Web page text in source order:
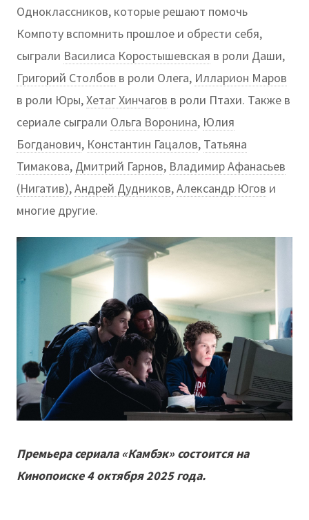
Одноклассников, которые решают помочь
Компоту вспомнить прошлое и обрести себя,
сыграли Василиса Коростышевская в роли Даши,
Григорий Столбов в роли Олега, Илларион Маров
в роли Юры,Хетаг Хинчагов в роли Птахи. Также в
сериале сыграли Ольга Воронина, Юлия
Богданович, Константин Гацалов, Татьяна
Тимакова, Дмитрий Гарнов, Владимир Афанасьев
(Нигатив),Андрей Дудников,Александр Югов и
многие другие.
Премьера сериала «Камбэк» состоится на
Кинопоиске 4 октября 2025 года.